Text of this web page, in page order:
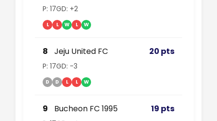
P: 17GD: +2
L L W L W
8 Jeju United FC 20 pts
P: 17GD: -3
D D L L W
9 Bucheon FC 1995 19 pts